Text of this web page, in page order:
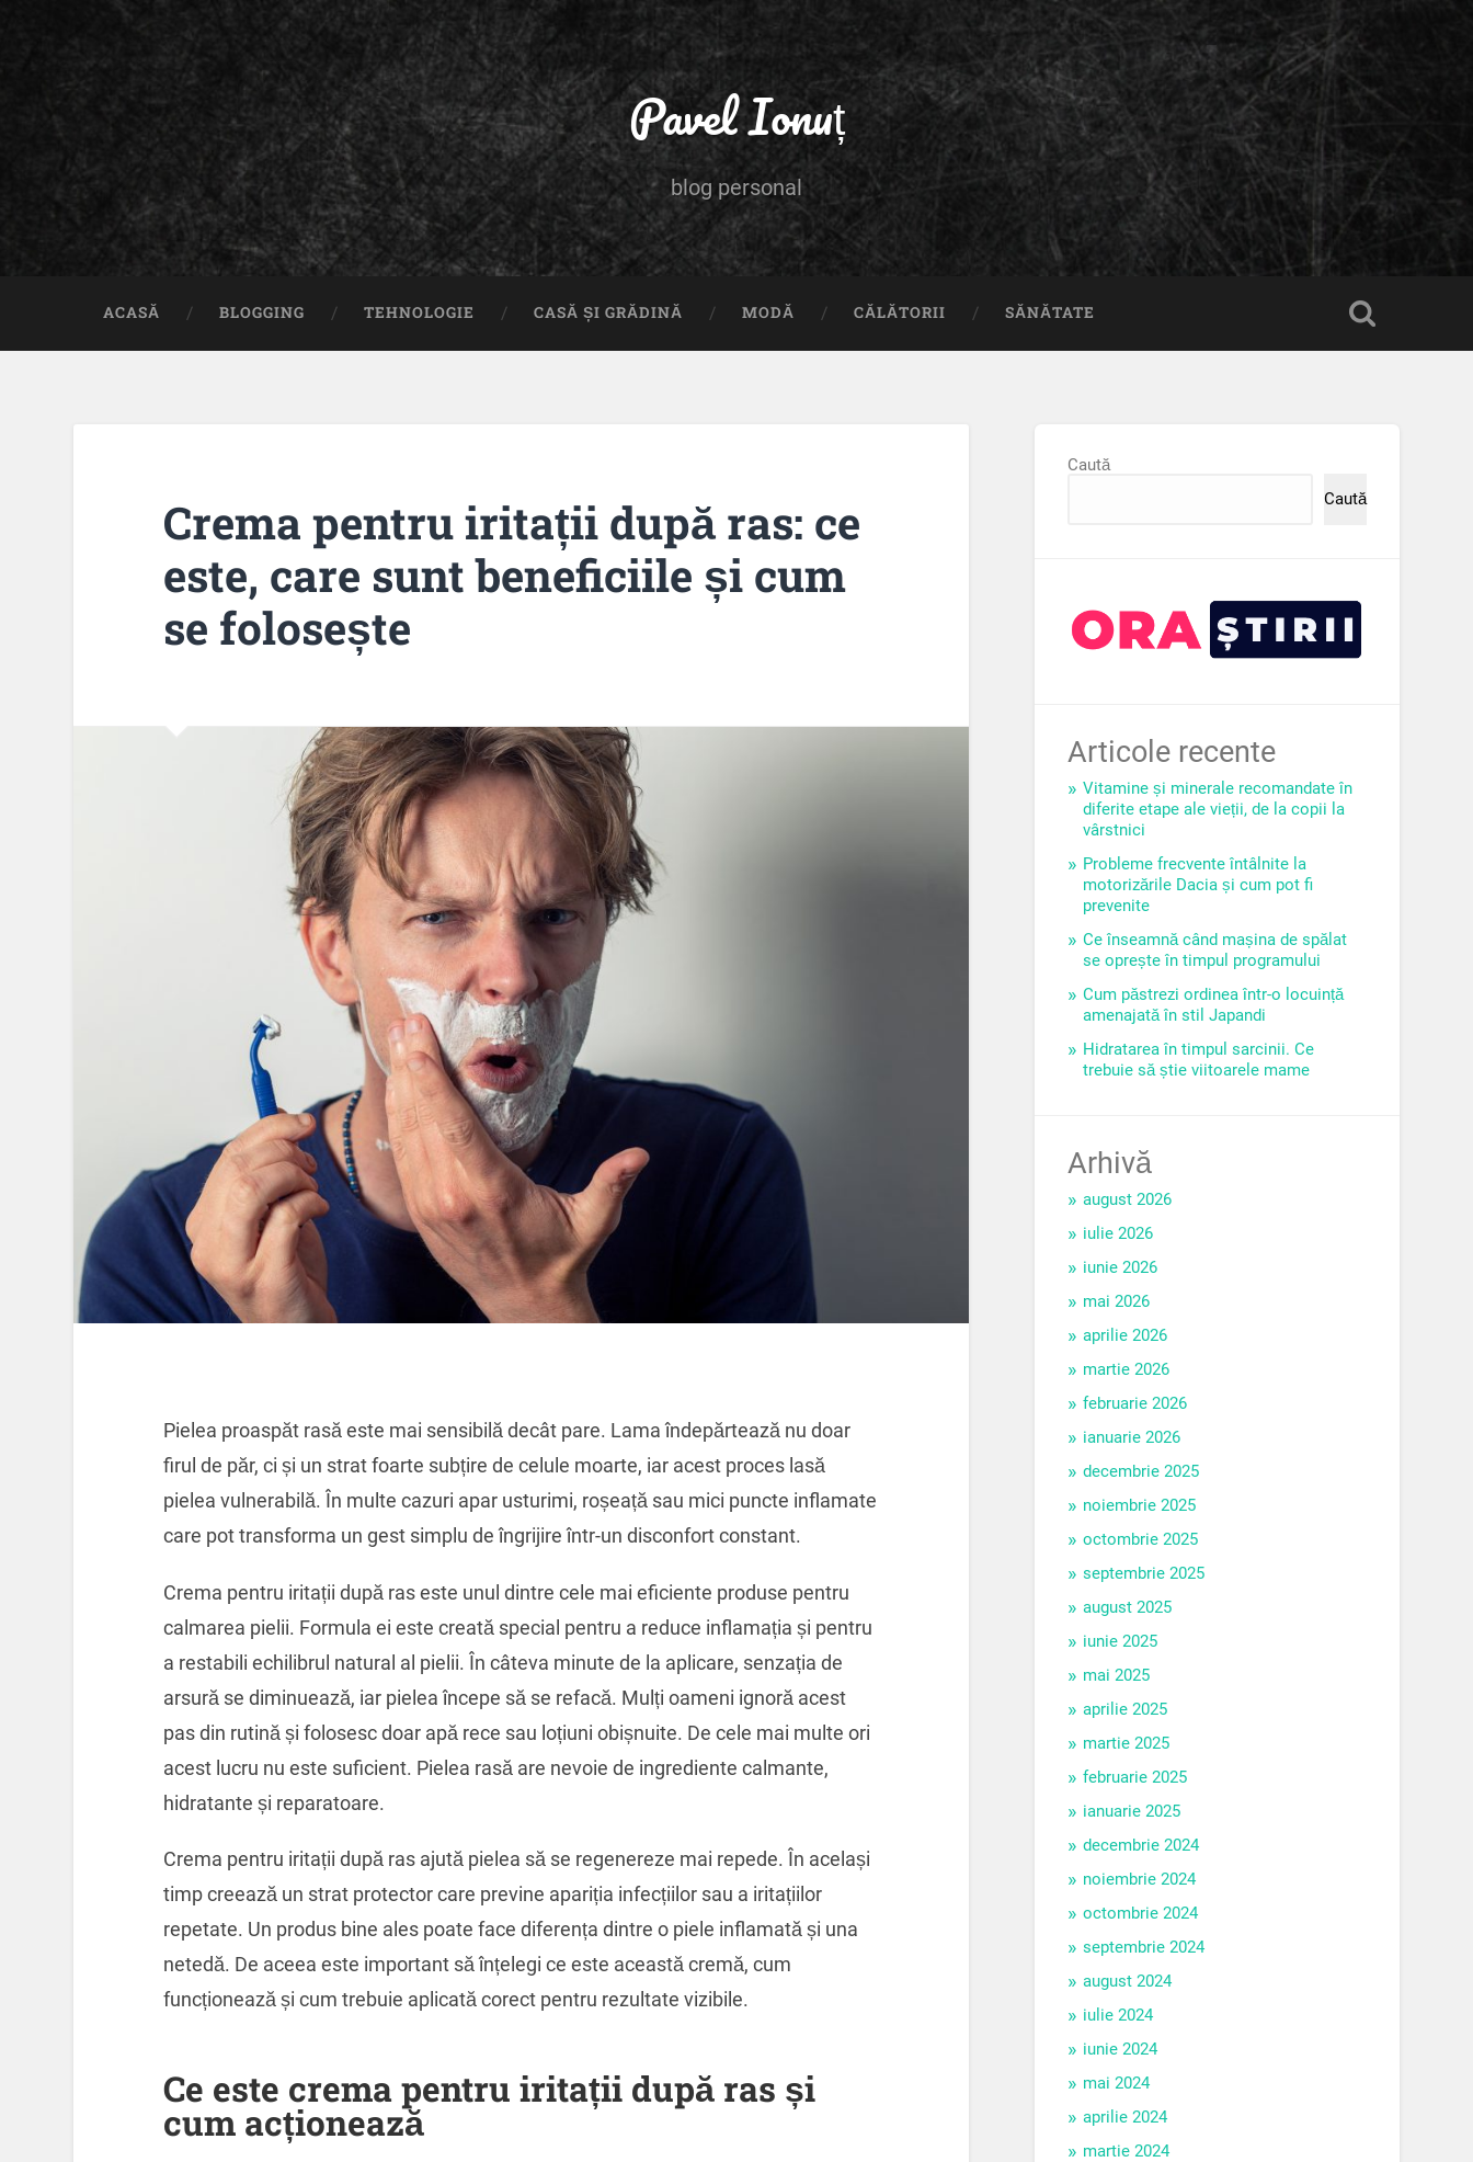
Pavel Ionuț
blog personal
ACASĂ BLOGGING TEHNOLOGIE CASĂ ȘI GRĂDINĂ MODĂ CĂLĂTORII SĂNĂTATE
Crema pentru iritații după ras: ce
este, care sunt beneficiile și cum
se folosește
Pielea proaspăt rasă este mai sensibilă decât pare. Lama îndepărtează nu doar
firul de păr, ci și un strat foarte subțire de celule moarte, iar acest proces lasă
pielea vulnerabilă. În multe cazuri apar usturimi, roșeață sau mici puncte inflamate
care pot transforma un gest simplu de îngrijire într-un disconfort constant.
Crema pentru iritații după ras este unul dintre cele mai eficiente produse pentru
calmarea pielii. Formula ei este creată special pentru a reduce inflamația și pentru
a restabili echilibrul natural al pielii. În câteva minute de la aplicare, senzația de
arsură se diminuează, iar pielea începe să se refacă. Mulți oameni ignoră acest
pas din rutină și folosesc doar apă rece sau loțiuni obișnuite. De cele mai multe ori
acest lucru nu este suficient. Pielea rasă are nevoie de ingrediente calmante,
hidratante și reparatoare.
Crema pentru iritații după ras ajută pielea să se regenereze mai repede. În același
timp creează un strat protector care previne apariția infecțiilor sau a iritațiilor
repetate. Un produs bine ales poate face diferența dintre o piele inflamată și una
netedă. De aceea este important să înțelegi ce este această cremă, cum
funcționează și cum trebuie aplicată corect pentru rezultate vizibile.
Ce este crema pentru iritații după ras și
cum acționează
Caută
Caută
Articole recente
Vitamine și minerale recomandate în
diferite etape ale vieții, de la copii la
vârstnici
Probleme frecvente întâlnite la
motorizările Dacia și cum pot fi
prevenite
Ce înseamnă când mașina de spălat
se oprește în timpul programului
Cum păstrezi ordinea într-o locuință
amenajată în stil Japandi
Hidratarea în timpul sarcinii. Ce
trebuie să știe viitoarele mame
Arhivă
august 2026
iulie 2026
iunie 2026
mai 2026
aprilie 2026
martie 2026
februarie 2026
ianuarie 2026
decembrie 2025
noiembrie 2025
octombrie 2025
septembrie 2025
august 2025
iunie 2025
mai 2025
aprilie 2025
martie 2025
februarie 2025
ianuarie 2025
decembrie 2024
noiembrie 2024
octombrie 2024
septembrie 2024
august 2024
iulie 2024
iunie 2024
mai 2024
aprilie 2024
martie 2024